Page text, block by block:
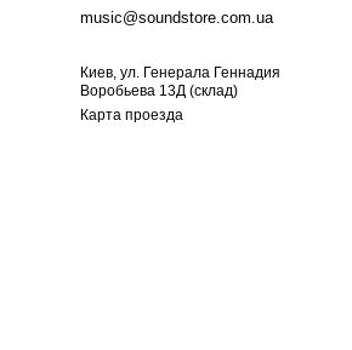
music@soundstore.com.ua
Киев, ул. Генерала Геннадия
Воробьева 13Д (склад)
Карта проезда